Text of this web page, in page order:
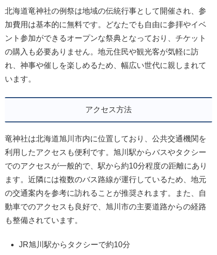
北海道竜神社の例祭は地域の伝統行事として開催され、参
加費用は基本的に無料です。どなたでも自由に参拝やイベ
ント参加ができるオープンな祭典となっており、チケット
の購入も必要ありません。地元住民や観光客が気軽に訪
れ、神事や催しを楽しめるため、幅広い世代に親しまれて
います。
アクセス方法
竜神社は北海道旭川市内に位置しており、公共交通機関を
利用したアクセスも便利です。旭川駅からバスやタクシー
でのアクセスが一般的で、駅から約10分程度の距離にあり
ます。近隣には複数のバス路線が運行しているため、地元
の交通案内を参考に訪れることが推奨されます。また、自
動車でのアクセスも良好で、旭川市の主要道路からの経路
も整備されています。
JR旭川駅からタクシーで約10分